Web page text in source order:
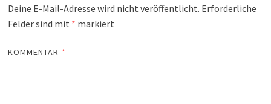
Deine E-Mail-Adresse wird nicht veröffentlicht. Erforderliche
Felder sind mit * markiert
KOMMENTAR *